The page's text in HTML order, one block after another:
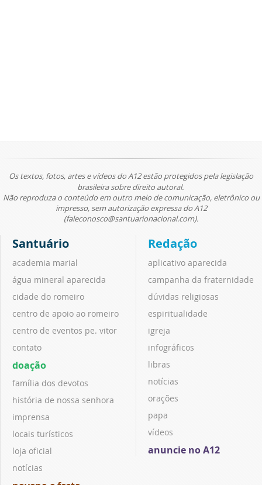
Os textos, fotos, artes e vídeos do A12 estão protegidos pela legislação
brasileira sobre direito autoral.
Não reproduza o conteúdo em outro meio de comunicação, eletrônico ou
impresso, sem autorização expressa do A12
(faleconosco@santuarionacional.com).
Santuário
academia marial
água mineral aparecida
cidade do romeiro
centro de apoio ao romeiro
centro de eventos pe. vitor
contato
doação
família dos devotos
história de nossa senhora
imprensa
locais turísticos
loja oficial
notícias
Redação
aplicativo aparecida
campanha da fraternidade
dúvidas religiosas
espiritualidade
igreja
infográficos
libras
notícias
orações
papa
vídeos
anuncie no A12